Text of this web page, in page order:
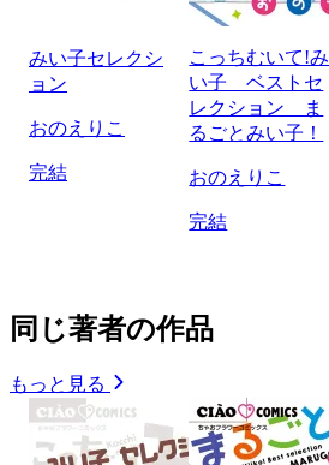
みい子セレクシ
ョン
おのえりこ
完結
こっちむいて!み
い子 ベストセ
レクション ま
るごとみい子！
おのえりこ
完結
同じ著者の作品
もっと見る